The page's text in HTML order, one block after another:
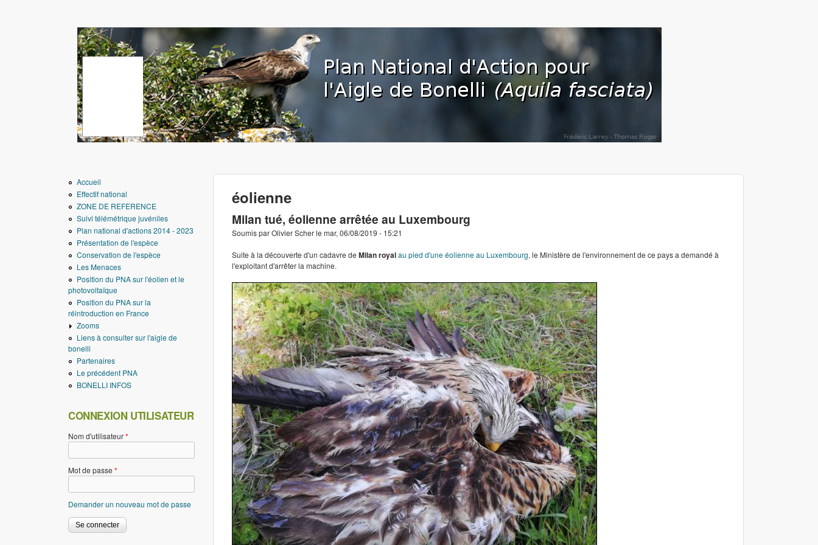
éolienne
Milan tué, éolienne arrêtée au Luxembourg
Soumis parOlivier Scherle mar, 06/08/2019 - 15:21
Suite à la découverte d'un cadavre de Milan royalau pied d'une éolienne au Luxembourg, le Ministère de l'environnement de ce pays a demandé à
l'exploitant d'arrêter la machine.
Accueil
Effectif national
ZONE DE REFERENCE
Suivi télémétrique juvéniles
Plan national d'actions 2014 - 2023
Présentation de l'espèce
Conservation de l'espèce
Les Menaces
Position du PNA sur l'éolien et le
photovoltaïque
Position du PNA sur la
réintroduction en France
Zooms
Liens à consulter sur l'aigle de
bonelli
Partenaires
Le précédent PNA
BONELLI INFOS
CONNEXION UTILISATEUR
Nom d'utilisateur*
Mot de passe *
Demander un nouveau mot de passe